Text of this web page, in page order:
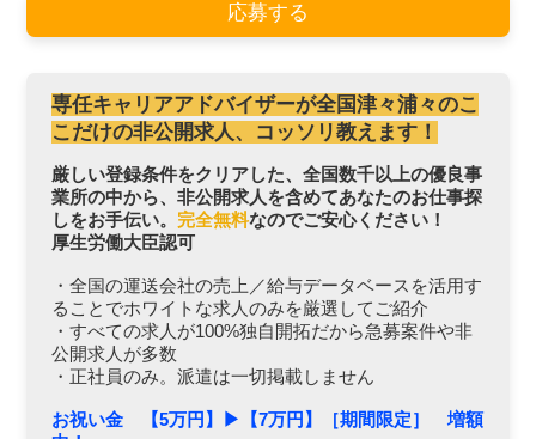
応募する
専任キャリアアドバイザーが全国津々浦々のこ
こだけの非公開求人、コッソリ教えます！
厳しい登録条件をクリアした、全国数千以上の優良事
業所の中から、非公開求人を含めてあなたのお仕事探
しをお手伝い。 完全無料なのでご安心ください！
厚生労働大臣認可
・全国の運送会社の売上／給与データベースを活用す
ることでホワイトな求人のみを厳選してご紹介
・すべての求人が100%独自開拓だから急募案件や非
公開求人が多数
・正社員のみ。派遣は一切掲載しません
お祝い金 【5万円】▶︎【7万円】［期間限定］ 増額